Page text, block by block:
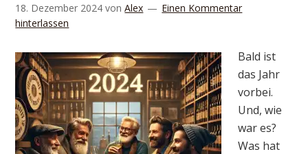
18. Dezember 2024 vonAlex
Einen Kommentar
hinterlassen
Bald ist
das Jahr
vorbei.
Und, wie
war es?
Was hat